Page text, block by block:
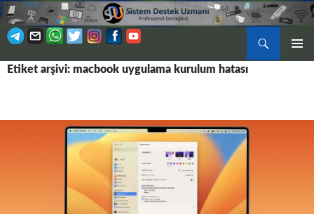
Ara
İÇERIĞE
Etiket arşivi: macbook uygulama kurulum hatası